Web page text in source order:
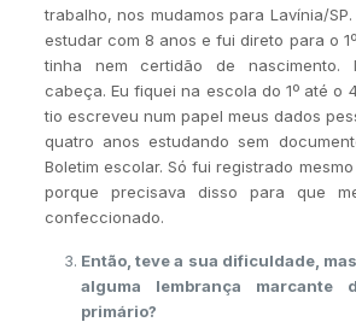
trabalho, nos mudamos para Lavínia/
estudar com 8 anos e fui direto para o
tinha nem certidão de
cabeça. Eu fiquei na escola do 1º até o
tio escreveu num papel meus dados
quatro anos estudando sem
Boletim escolar. Só fui registrado
porque precisava disso para que
confeccionado.
Então, teve a sua dificuldade,
alguma lembrança marcante
primário?